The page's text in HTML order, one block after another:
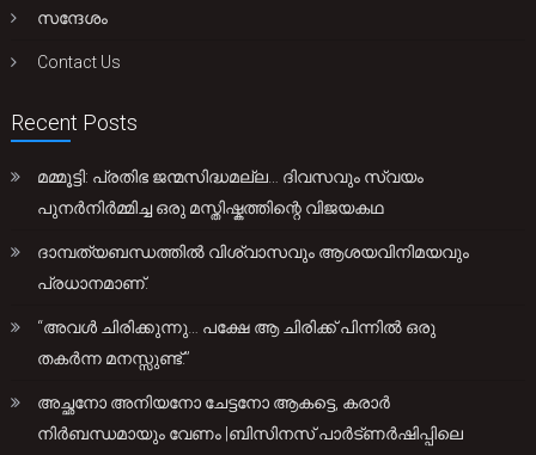
സന്ദേശം
Contact Us
Recent Posts
മമ്മൂട്ടി: പ്രതിഭ ജന്മസിദ്ധമല്ല… ദിവസവും സ്വയം
പുനർനിർമ്മിച്ച ഒരു മസ്തിഷ്കത്തിന്റെ വിജയകഥ
ദാമ്പത്യബന്ധത്തിൽ വിശ്വാസവും ആശയവിനിമയവും
പ്രധാനമാണ്.
“അവൾ ചിരിക്കുന്നു… പക്ഷേ ആ ചിരിക്ക് പിന്നിൽ ഒരു
തകർന്ന മനസ്സുണ്ട്.”
അച്ഛനോ അനിയനോ ചേട്ടനോ ആകട്ടെ, കരാർ
നിർബന്ധമായും വേണം |ബിസിനസ് പാർട്ണർഷിപ്പിലെ